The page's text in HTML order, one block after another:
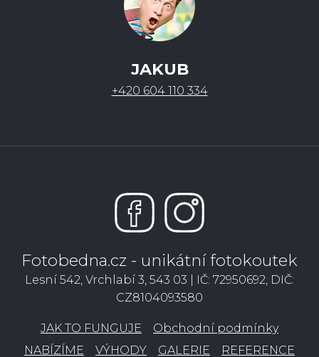
JAKUB
+420 604 110 334
Fotobedna.cz - unikátní fotokoutek
Lesní 542, Vrchlabí 3, 543 03 | IČ: 72950692, DIČ:
CZ8104093580
JAK TO FUNGUJE
Obchodní podmínky
NABÍZÍME
VÝHODY GALERIE REFERENCE